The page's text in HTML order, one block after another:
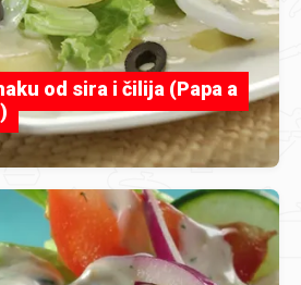
od sira i čilija (Papa a